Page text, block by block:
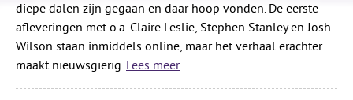
diepe dalen zijn gegaan en daar hoop vonden. De eerste
afleveringen met o.a. Claire Leslie, Stephen Stanley en Josh
Wilson staan inmiddels online, maar het verhaal erachter
maakt nieuwsgierig. Lees meer